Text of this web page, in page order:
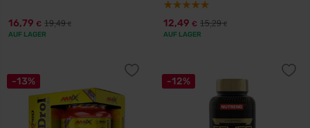
16,79 € 19,49€
AUF LAGER
12,49 € 15,29€
AUF LAGER
-13% -12%